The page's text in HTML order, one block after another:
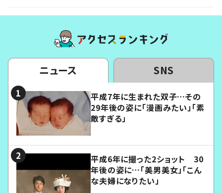
ニュース SNS
平成7年に生まれた双子…その
29年後の姿に「漫画みたい」「素
敵すぎる」
平成6年に撮った2ショット 30
年後の姿に…「美男美女」「こん
な夫婦になりたい」